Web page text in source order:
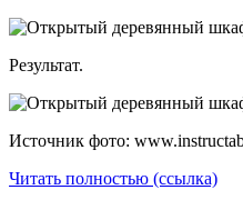
Результат.
Источник фото:
Читать полностью (ссылка)